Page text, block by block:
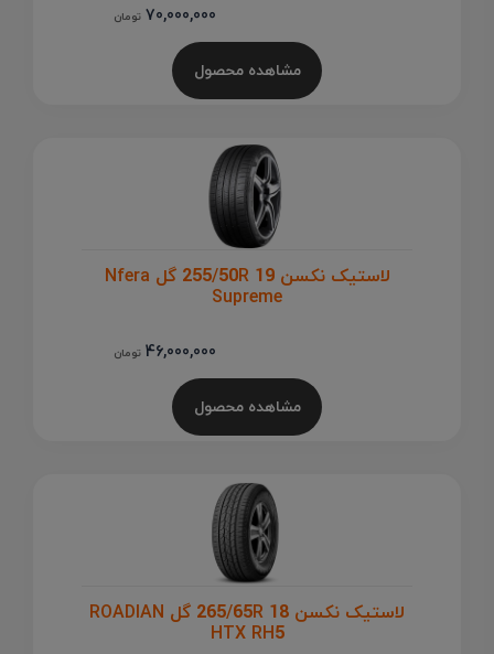
70,000,000 تومان
مشاهده محصول
لاستیک نکسن 255/50R 19 گل Nfera
Supreme
46,000,000 تومان
مشاهده محصول
لاستیک نکسن 265/65R 18 گل ROADIAN
HTX RH5